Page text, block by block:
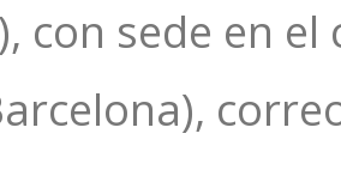
con sede en